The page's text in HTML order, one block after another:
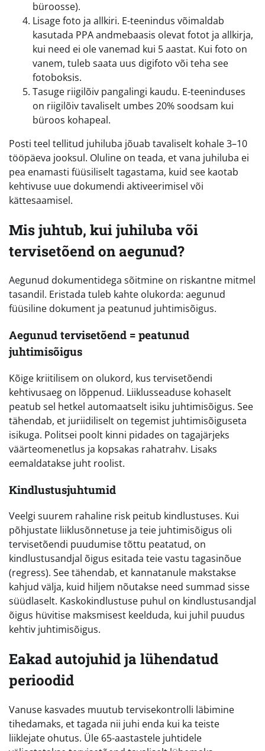
büroosse).
Lisage foto ja allkiri. E-teenindus võimaldab
kasutada PPA andmebaasis olevat fotot ja allkirja,
kui need ei ole vanemad kui 5 aastat. Kui foto on
vanem, tuleb saata uus digifoto või teha see
fotoboksis.
Tasuge riigilõiv pangalingi kaudu. E-teeninduses
on riigilõiv tavaliselt umbes 20% soodsam kui
büroos kohapeal.
Posti teel tellitud juhiluba jõuab tavaliselt kohale 3–10
tööpäeva jooksul. Oluline on teada, et vana juhiluba ei
pea enamasti füüsiliselt tagastama, kuid see kaotab
kehtivuse uue dokumendi aktiveerimisel või
kättesaamisel.
Mis juhtub, kui juhiluba või
tervisetõend on aegunud?
Aegunud dokumentidega sõitmine on riskantne mitmel
tasandil. Eristada tuleb kahte olukorda: aegunud
füüsiline dokument ja peatunud juhtimisõigus.
Aegunud tervisetõend = peatunud
juhtimisõigus
Kõige kriitilisem on olukord, kus tervisetõendi
kehtivusaeg on lõppenud. Liiklusseaduse kohaselt
peatub sel hetkel automaatselt isiku juhtimisõigus. See
tähendab, et juriidiliselt on tegemist juhtimisõiguseta
isikuga. Politsei poolt kinni pidades on tagajärjeks
väärteomenetlus ja kopsakas rahatrahv. Lisaks
eemaldatakse juht roolist.
Kindlustusjuhtumid
Veelgi suurem rahaline risk peitub kindlustuses. Kui
põhjustate liiklusõnnetuse ja teie juhtimisõigus oli
tervisetõendi puudumise tõttu peatatud, on
kindlustusandjal õigus esitada teie vastu tagasinõue
(regress). See tähendab, et kannatanule makstakse
kahjud välja, kuid hiljem nõutakse need summad sisse
süüdlaselt. Kaskokindlustuse puhul on kindlustusandjal
õigus hüvitise maksmisest keelduda, kui juhil puudus
kehtiv juhtimisõigus.
Eakad autojuhid ja lühendatud
perioodid
Vanuse kasvades muutub tervisekontrolli läbimine
tihedamaks, et tagada nii juhi enda kui ka teiste
liiklejate ohutus. Üle 65-aastastele juhtidele